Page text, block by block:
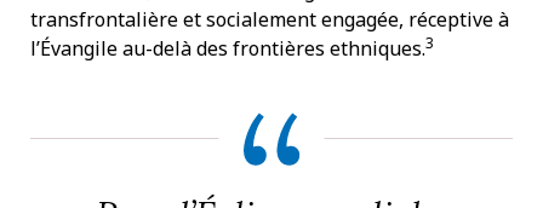
transfrontalière et socialement engagée, réceptive à
l’Évangile au-delà des frontières ethniques.3